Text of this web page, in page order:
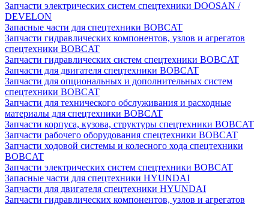
Запчасти электрических систем спецтехники DOOSAN /
DEVELON
Запасные части для спецтехники BOBCAT
Запчасти гидравлических компонентов, узлов и агрегатов
спецтехники BOBCAT
Запчасти гидравлических систем спецтехники BOBCAT
Запчасти для двигателя спецтехники BOBCAT
Запчасти для опциональных и дополнительных систем
спецтехники BOBCAT
Запчасти для технического обслуживания и расходные
материалы для спецтехники BOBCAT
Запчасти корпуса, кузова, структуры спецтехники BOBCAT
Запчасти рабочего оборудования спецтехники BOBCAT
Запчасти ходовой системы и колесного хода спецтехники
BOBCAT
Запчасти электрических систем спецтехники BOBCAT
Запасные части для спецтехники HYUNDAI
Запчасти для двигателя спецтехники HYUNDAI
Запчасти гидравлических компонентов, узлов и агрегатов